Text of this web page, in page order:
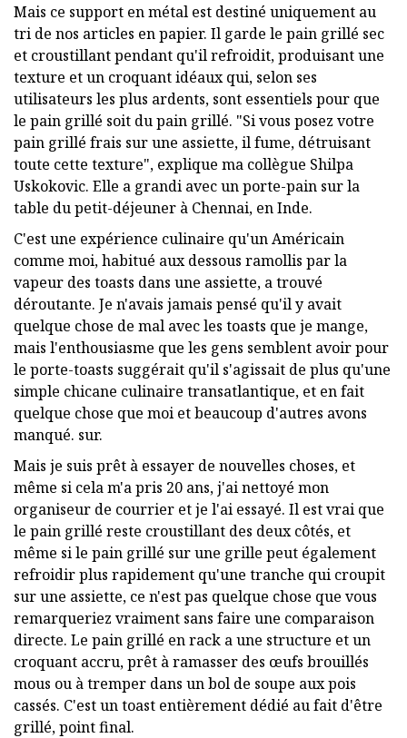
Mais ce support en métal est destiné uniquement au
tri de nos articles en papier. Il garde le pain grillé sec
et croustillant pendant qu'il refroidit, produisant une
texture et un croquant idéaux qui, selon ses
utilisateurs les plus ardents, sont essentiels pour que
le pain grillé soit du pain grillé. "Si vous posez votre
pain grillé frais sur une assiette, il fume, détruisant
toute cette texture", explique ma collègue Shilpa
Uskokovic. Elle a grandi avec un porte-pain sur la
table du petit-déjeuner à Chennai, en Inde.
C'est une expérience culinaire qu'un Américain
comme moi, habitué aux dessous ramollis par la
vapeur des toasts dans une assiette, a trouvé
déroutante. Je n'avais jamais pensé qu'il y avait
quelque chose de mal avec les toasts que je mange,
mais l'enthousiasme que les gens semblent avoir pour
le porte-toasts suggérait qu'il s'agissait de plus qu'une
simple chicane culinaire transatlantique, et en fait
quelque chose que moi et beaucoup d'autres avons
manqué. sur.
Mais je suis prêt à essayer de nouvelles choses, et
même si cela m'a pris 20 ans, j'ai nettoyé mon
organiseur de courrier et je l'ai essayé. Il est vrai que
le pain grillé reste croustillant des deux côtés, et
même si le pain grillé sur une grille peut également
refroidir plus rapidement qu'une tranche qui croupit
sur une assiette, ce n'est pas quelque chose que vous
remarqueriez vraiment sans faire une comparaison
directe. Le pain grillé en rack a une structure et un
croquant accru, prêt à ramasser des œufs brouillés
mous ou à tremper dans un bol de soupe aux pois
cassés. C'est un toast entièrement dédié au fait d'être
grillé, point final.